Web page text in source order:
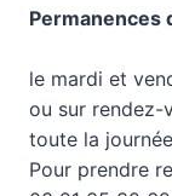
Permanences
le mardi et
ou sur rendez-
toute la
Pour prendre